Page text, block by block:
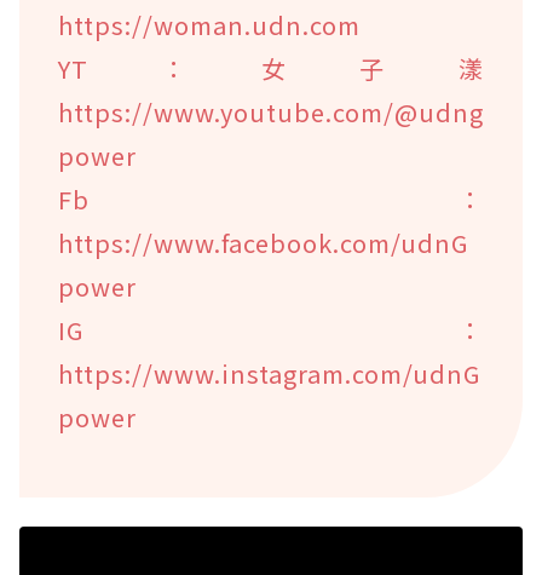
https://woman.udn.com
YT：女子漾
https://www.youtube.com/@udng
power
Fb：
https://www.facebook.com/udnG
power
IG：
https://www.instagram.com/udnG
power